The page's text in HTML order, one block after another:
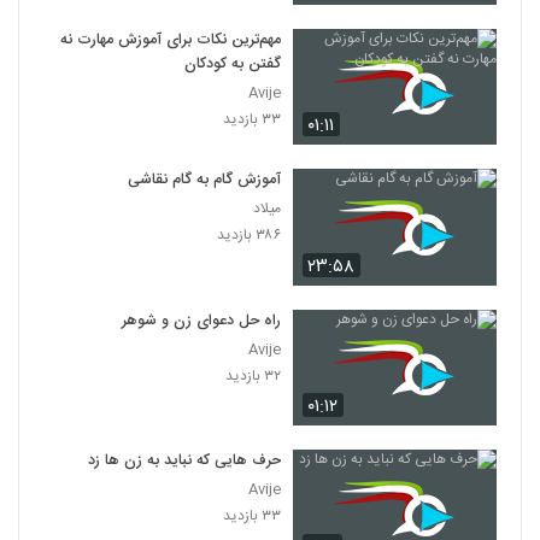
028253 - طراحی سیستم های پیچیده
۵۲۰ بازدید
028254 - طراحی سیستم های پیچیده
(Complex Systems Design)
۴۸۹ بازدید
028256 - طراحی سیستم های پیچیده
۵۳۴ بازدید
028257 - طراحی سیستم های پیچیده
۰۱:۱۱
مهم‌ترین نکات برای آموزش مهارت نه
گفتن به کودکان
Avije
۳۳ بازدید
۲۳:۵۸
آموزش گام به گام نقاشی
میلاد
۳۸۶ بازدید
۰۱:۱۲
راه حل دعوای زن و شوهر
Avije
۳۲ بازدید
حرف هایی که نباید به زن ها زد
Avije
۳۳ بازدید